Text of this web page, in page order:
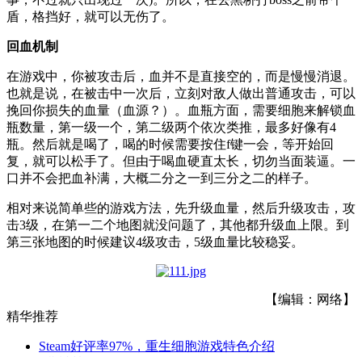
盾，格挡好，就可以无伤了。
回血机制
在游戏中，你被攻击后，血并不是直接空的，而是慢慢消退。
也就是说，在被击中一次后，立刻对敌人做出普通攻击，可以
挽回你损失的血量（血源？）。血瓶方面，需要细胞来解锁血
瓶数量，第一级一个，第二级两个依次类推，最多好像有4
瓶。然后就是喝了，喝的时候需要按住f键一会，等开始回
复，就可以松手了。但由于喝血硬直太长，切勿当面装逼。一
口并不会把血补满，大概二分之一到三分之二的样子。
相对来说简单些的游戏方法，先升级血量，然后升级攻击，攻
击3级，在第一二个地图就没问题了，其他都升级血上限。到
第三张地图的时候建议4级攻击，5级血量比较稳妥。
【编辑：网络】
精华推荐
Steam好评率97%，重生细胞游戏特色介绍